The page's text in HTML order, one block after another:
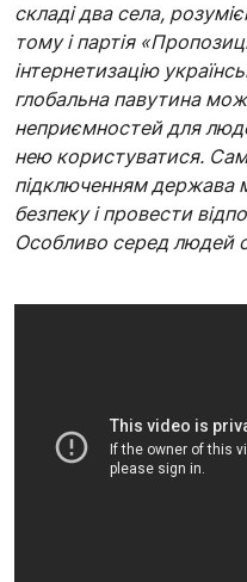
складі два села,
тому і партія
інтернетизацію
глобальна павутина
неприємностей для
нею користуватися.
підключенням держава
безпеку і провести
Особливо серед людей